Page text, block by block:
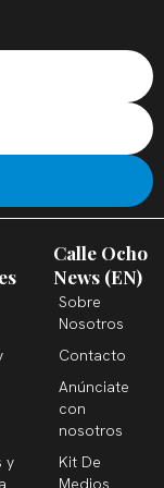
y
Calle Ocho
News (EN)
Sobre
Nosotros
Contacto
Anúnciate
con
nosotros
Kit De
Medios